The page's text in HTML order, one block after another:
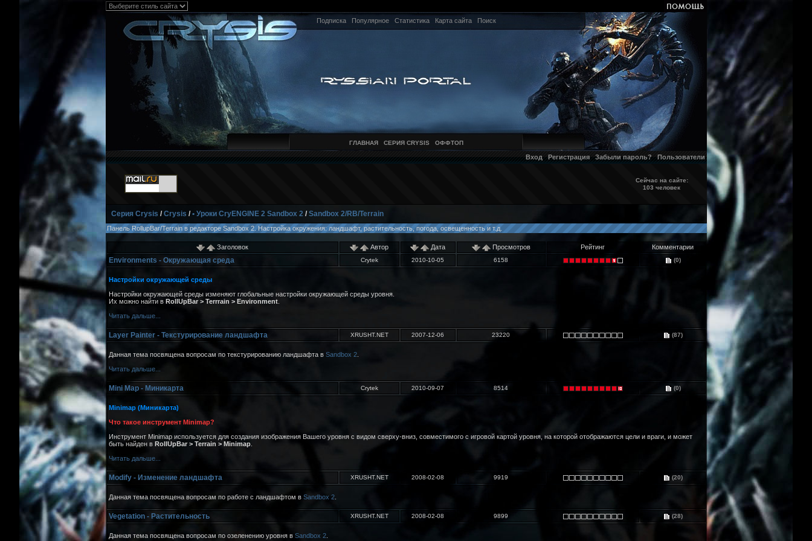
Подписка Популярное Статистика Карта сайта Поиск
ГЛАВНАЯ СЕРИЯ CRYSIS ОФФТОП
Вход Регистрация Забыли пароль? Пользователи
Сейчас на сайте:
103 человек
Серия Crysis /Crysis /• Уроки CryENGINE 2 Sandbox 2 /Sandbox 2/RB/Terrain
Панель RollupBar/Terrain в редакторе Sandbox 2. Настройка окружения: ландшафт, растительность, погода, освещенность и т.д.
Заголовок Автор Дата Просмотров Рейтинг Комментарии
Environments - Окружающая среда Crytek 2010-10-05 6158 (0)
Настройки окружающей среды
Настройки окружающей среды изменяют глобальные настройки окружающей среды уровня.
Их можно найти в RollUpBar > Terrrain > Environment.
Читать дальше...
Layer Painter - Текстурирование ландшафта XRUSHT.NET 2007-12-06 23220 (87)
Данная тема посвящена вопросам по текстурированию ландшафта в Sandbox 2.
Читать дальше...
Mini Map - Миникарта Crytek 2010-09-07 8514 (0)
Minimap (Миникарта)
Что такое инструмент Minimap?
Инструмент Minimap используется для создания изображения Вашего уровня с видом сверху-вниз, совместимого с игровой картой уровня, на которой отображаются цели и враги, и может
быть найден в RollUpBar > Terrain > Minimap.
Читать дальше...
Modify - Изменение ландшафта XRUSHT.NET 2008-02-08 9919 (20)
Данная тема посвящена вопросам по работе с ландшафтом в Sandbox 2.
Vegetation - Растительность XRUSHT.NET 2008-02-08 9899 (28)
Данная тема посвящена вопросам по озеленению уровня в Sandbox 2.